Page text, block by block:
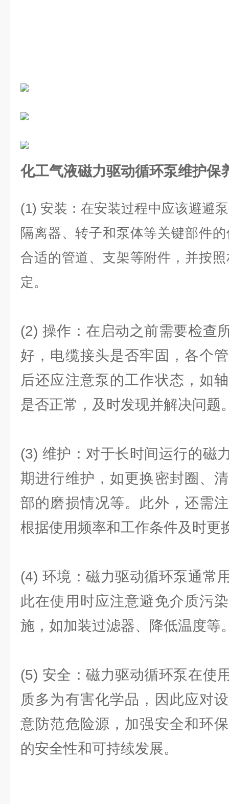
化工气液磁力驱动循环泵维护保
(1) 安装：在安装过程中应该避避
隔离器、转子和泵体等关键部件
合适的管道、支架等附件，并按
定。
(2) 操作：在启动之前需要检查
好，电缆接头是否牢固，各个
后还应注意泵的工作状态，如
是否正常，及时发现并解决问题
(3) 维护：对于长时间运行的磁
期进行维护，如更换密封圈、
部的磨损情况等。此外，还需
根据使用频率和工作条件及时更
(4) 环境：磁力驱动循环泵通常
此在使用时应注意避免介质污
施，如加装过滤器、降低温度等
(5) 安全：磁力驱动循环泵在使
质多为有害化学品，因此应对
意防范危险源，加强安全和环
的安全性和可持续发展。